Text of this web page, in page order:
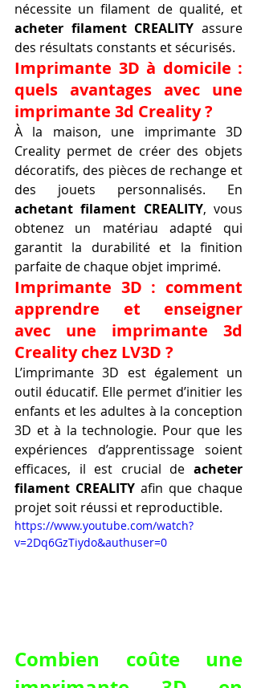
acheter filament CREALITY assure
des résultats constants et sécurisés.
Imprimante 3D à domicile :
quels avantages avec une
imprimante 3d Creality ?
À la maison, une imprimante 3D
Creality permet de créer des objets
décoratifs, des pièces de rechange et
achetant filament CREALITY, vous
obtenez un matériau adapté qui
garantit la durabilité et la finition
parfaite de chaque objet imprimé.
Imprimante 3D : comment
apprendre et enseigner
avec une imprimante 3d
Creality chez LV3D ?
L’imprimante 3D est également un
outil éducatif. Elle permet d’initier les
enfants et les adultes à la conception
3D et à la technologie. Pour que les
expériences d’apprentissage soient
efficaces, il est crucial de acheter
filament CREALITY afin que chaque
projet soit réussi et reproductible.
https://www.youtube.com/watch?
v=2Dq6GzTiydo&authuser=0
Combien coûte une